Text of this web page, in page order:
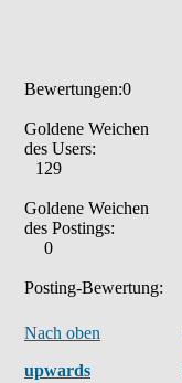
Bewertungen:0
Goldene Weichen
des Users:
129
Goldene Weichen
des Postings:
0
Posting-Bewertung:
Nach oben
upwards